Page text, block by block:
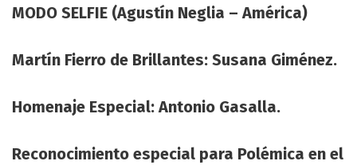
MODO SELFIE (Agustín Neglia – América)
Martín Fierro de Brillantes: Susana Giménez.
Homenaje Especial: Antonio Gasalla.
Reconocimiento especial para Polémica en el